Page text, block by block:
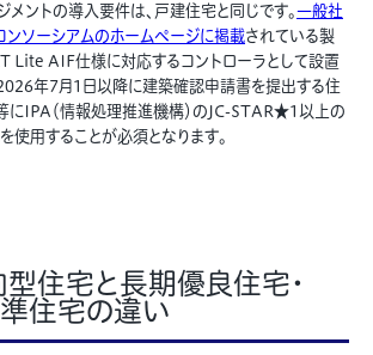
メントの導入要件は、戸建住宅と同じです。一般社
ンソーシアムのホームページに掲載されている製
Lite AIF仕様に対応するコントローラとして設置
2026年7月1日以降に建築確認申請書を提出する住
にIPA（情報処理推進機構）のJC-STAR★1以上の
使用することが必須となります。
住宅と長期優良住宅・
住宅の違い